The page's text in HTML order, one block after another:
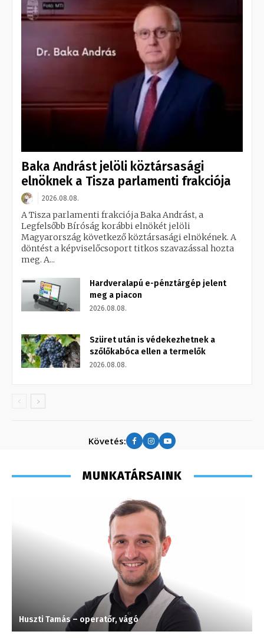
Baka Andrást jelöli köztársasági
elnöknek a Tisza parlamenti frakciója
2026.08.08.
A Tisza parlamenti frakciója Baka Andrást, a
Legfelsőbb Bíróság korábbi elnökét jelöli
Magyarország következő köztársasági elnökének. A
döntést a képviselőcsoport titkos szavazással hozta
meg. A...
Hardveralapú e-pénztárgép jelent
meg a piacon
2026.08.08.
Szüret után is védekezhetnek a
szőlőkabóca ellen a termelők
2026.08.08.
Követés:
MUNKATÁRSAINK
Huszti Tamás – operatőr, vágó